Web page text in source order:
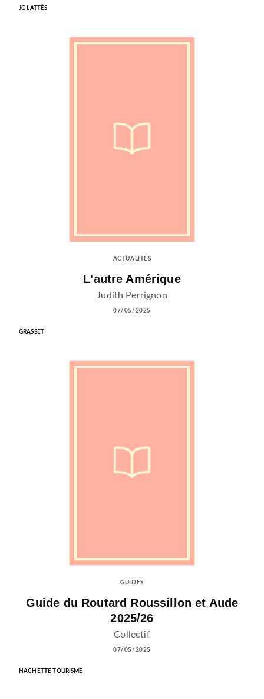
JC LATTÈS
ACTUALITÉS
L'autre Amérique
Judith Perrignon
07/05/2025
GRASSET
GUIDES
Guide du Routard Roussillon et Aude
2025/26
Collectif
07/05/2025
HACHETTE TOURISME